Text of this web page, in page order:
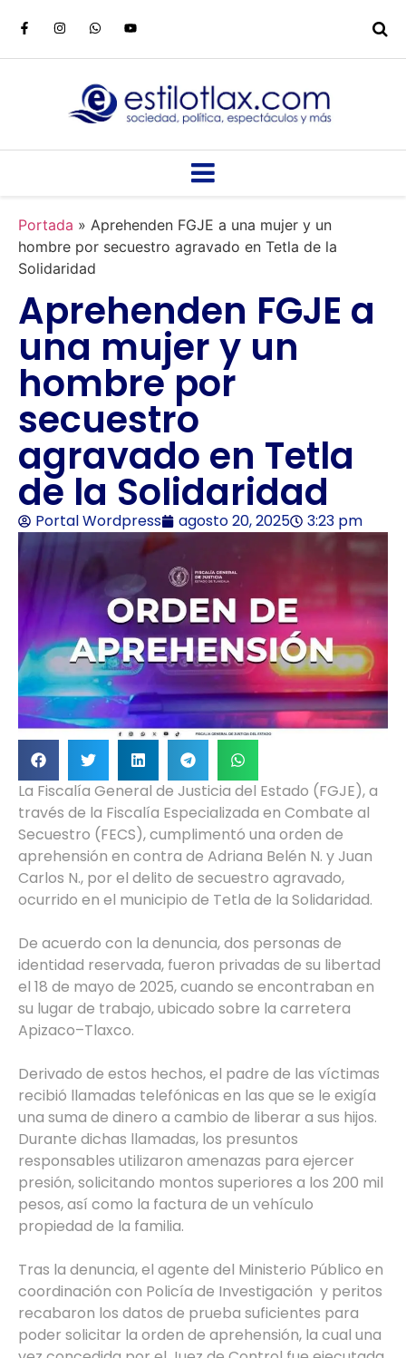
Portada » Aprehenden FGJE a una mujer y un
hombre por secuestro agravado en Tetla de la
Solidaridad
Aprehenden FGJE a
una mujer y un
hombre por
secuestro
agravado en Tetla
de la Solidaridad
Portal Wordpress agosto 20, 2025 3:23 pm
La Fiscalía General de Justicia del Estado (FGJE), a
través de la Fiscalía Especializada en Combate al
Secuestro (FECS), cumplimentó una orden de
aprehensión en contra de Adriana Belén N. y Juan
Carlos N., por el delito de secuestro agravado,
ocurrido en el municipio de Tetla de la Solidaridad.
De acuerdo con la denuncia, dos personas de
identidad reservada, fueron privadas de su libertad
el 18 de mayo de 2025, cuando se encontraban en
su lugar de trabajo, ubicado sobre la carretera
Apizaco–Tlaxco.
Derivado de estos hechos, el padre de las víctimas
recibió llamadas telefónicas en las que se le exigía
una suma de dinero a cambio de liberar a sus hijos.
Durante dichas llamadas, los presuntos
responsables utilizaron amenazas para ejercer
presión, solicitando montos superiores a los 200 mil
pesos, así como la factura de un vehículo
propiedad de la familia.
Tras la denuncia, el agente del Ministerio Público en
coordinación con Policía de Investigación y peritos
recabaron los datos de prueba suficientes para
poder solicitar la orden de aprehensión, la cual una